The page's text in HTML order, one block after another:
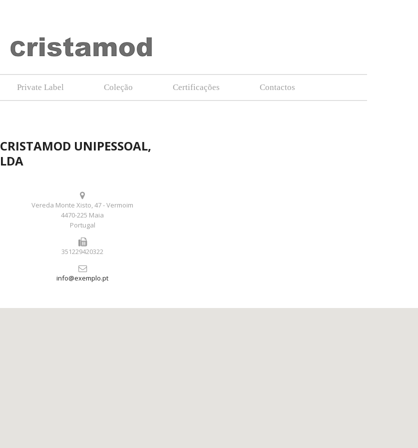
Private Label Coleção Certificações Contactos
CRISTAMOD UNIPESSOAL,
LDA
Vereda Monte Xisto, 47 - Vermoim
4470-225 Maia
Portugal
351229420322
info@exemplo.pt